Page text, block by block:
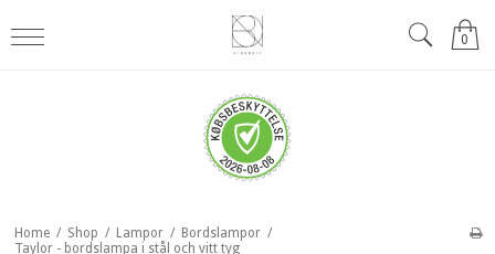
0
Home / Shop / Lampor / Bordslampor /
Taylor - bordslampa i stål och vitt tyg